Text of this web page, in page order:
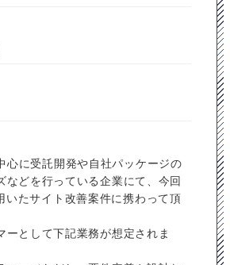
心に受託開発や自社パッケージの
などを行っている企業にて、今回
たサイト改善案件に携わって頂
ーとして下記業務が想定されま